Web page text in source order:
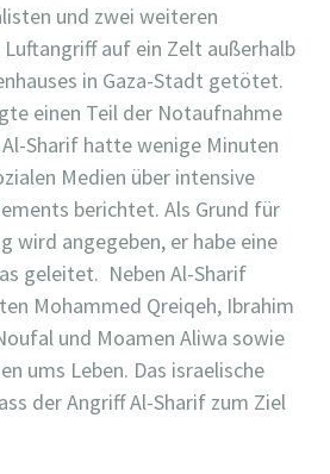
und zwei weiteren
Luftangriff auf ein Zelt außerhalb
in Gaza-Stadt getötet.
einen Teil der Notaufnahme
Sharif hatte wenige Minuten
Medien über intensive
berichtet. Als Grund für
wird angegeben, er habe eine
geleitet. Neben Al-Sharif
Mohammed Qreiqeh, Ibrahim
und Moamen Aliwa sowie
ums Leben. Das israelische
der Angriff Al-Sharif zum Ziel